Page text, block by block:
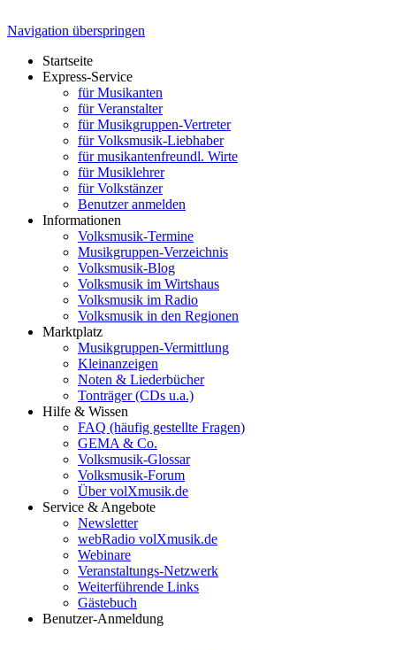
Navigation überspringen
Startseite
Express-Service
für Musikanten
für Veranstalter
für Musikgruppen-Vertreter
für Volksmusik-Liebhaber
für musikantenfreundl. Wirte
für Musiklehrer
für Volkstänzer
Benutzer anmelden
Informationen
Volksmusik-Termine
Musikgruppen-Verzeichnis
Volksmusik-Blog
Volksmusik im Wirtshaus
Volksmusik im Radio
Volksmusik in den Regionen
Marktplatz
Musikgruppen-Vermittlung
Kleinanzeigen
Noten & Liederbücher
Tonträger (CDs u.a.)
Hilfe & Wissen
FAQ (häufig gestellte Fragen)
GEMA & Co.
Volksmusik-Glossar
Volksmusik-Forum
Über volXmusik.de
Service & Angebote
Newsletter
webRadio volXmusik.de
Webinare
Veranstaltungs-Netzwerk
Weiterführende Links
Gästebuch
Benutzer-Anmeldung